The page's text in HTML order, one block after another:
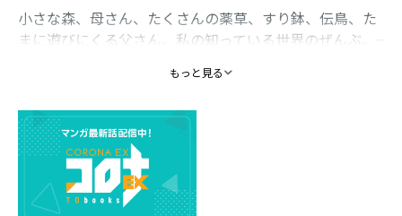
小さな森、母さん、たくさんの薬草、すり鉢、伝鳥、た
まに遊びにくる父さん。私の知っている世界のぜんぶ。――
が！ 急いで向かった先には怪我をした兵士さんもいっぱ
ゃんと助けられるかなぁ。 「ミーシャ、あなたは幻の
『森の民』なのよ」えっ、私が医師よりすごい伝説の薬
師なの！？ よーし、やってみるね。 幼くても腕は一流、
薬師の少女が世界へ羽ばたくロード・ストーリー！
もっと見る